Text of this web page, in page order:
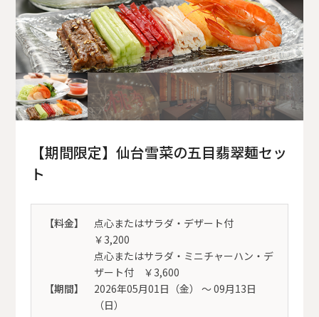
【期間限定】仙台雪菜の五目翡翠麺セッ
ト
【料金】
点心またはサラダ・デザート付
￥3,200
点心またはサラダ・ミニチャーハン・デ
ザート付 ￥3,600
【期間】
2026年05月01日（金） 〜 09月13日
（日）